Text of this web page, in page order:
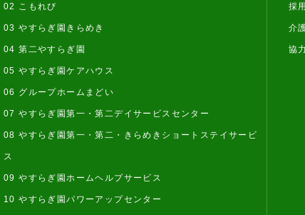
02 こもれび
03 やすらぎ園きらめき
04 第二やすらぎ園
05 やすらぎ園ケアハウス
06 グループホームまどい
07 やすらぎ園第一・第二デイサービスセンター
08 やすらぎ園第一・第二・きらめきショートステイサービ
ス
09 やすらぎ園ホームヘルプサービス
10 やすらぎ園パワーアップセンター
採
介
協